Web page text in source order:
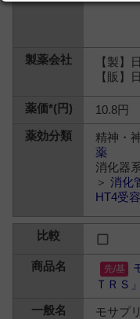
【製】
【販】
10.8円
精神・
薬
消化器
＞消化
HT4受
ＴＲＳ」
モサプ